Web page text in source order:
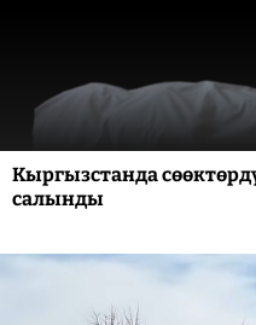
Кыргызстанда
салынды